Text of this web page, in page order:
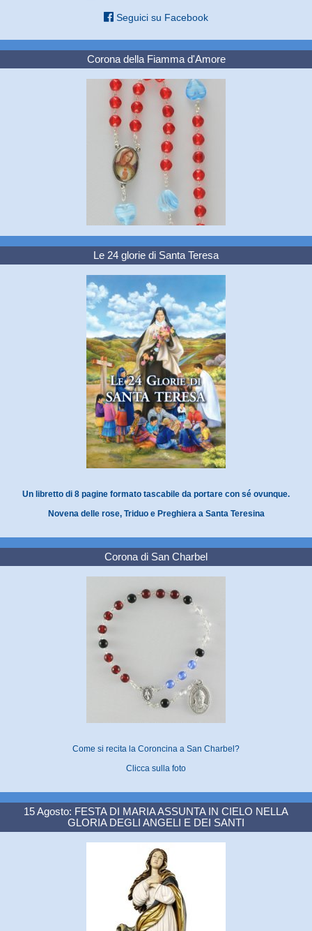
Seguici su Facebook
Corona della Fiamma d'Amore
Le 24 glorie di Santa Teresa
Un libretto di 8 pagine formato tascabile da portare con sé ovunque.
Novena delle rose, Triduo e Preghiera a Santa Teresina
Corona di San Charbel
Come si recita la Coroncina a San Charbel?
Clicca sulla foto
15 Agosto: FESTA DI MARIA ASSUNTA IN CIELO NELLA
GLORIA DEGLI ANGELI E DEI SANTI